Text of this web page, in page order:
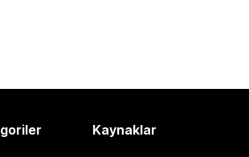
Kaynaklar